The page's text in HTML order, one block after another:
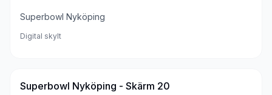
Superbowl Nyköping
Digital skylt
Superbowl Nyköping - Skärm 20